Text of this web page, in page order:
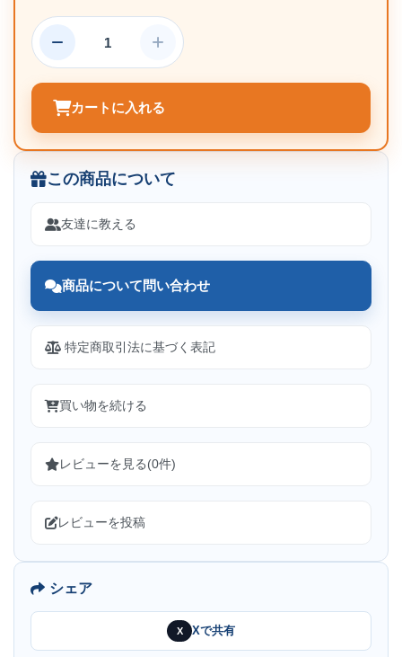
カートに入れる
この商品について
友達に教える
商品について問い合わせ
特定商取引法に基づく表記
買い物を続ける
レビューを見る(0件)
レビューを投稿
シェア
X Xで共有